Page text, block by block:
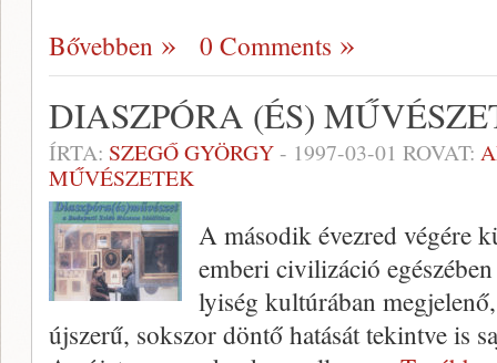
Bővebben 0 Comments
DIASZPÓRA (ÉS)
ÍRTA: SZEGŐ GYÖRGY- 1997-03-01 ROVAT:
MŰVÉSZETEK
A második évezred végére
emberi civilizáció
lyiség kultúrában
újszerű, sokszor döntő hatását tekintve is